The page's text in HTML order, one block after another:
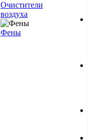
Очистители
воздуха
Фены